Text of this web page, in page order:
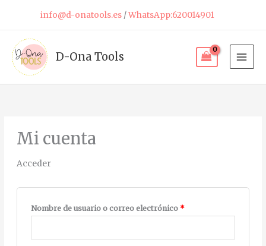
contenido
info@d-onatools.es/WhatsApp:620014901
D-Ona Tools
Mi cuenta
Acceder
Nombre de usuario o correo electrónico *